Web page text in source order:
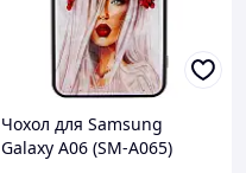
Чохол для Samsung
Galaxy A06 (SM-A065)